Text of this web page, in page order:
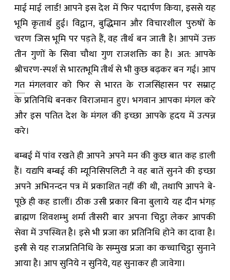
माई माई लार्ड! आपने इस देश में फिर पदार्पण किया, इससे यह
भूमि कृतार्थ हुई। विद्वान, बुद्धिमान और विचारशील पुरुषों के
चरण जिस भूमि पर पड़ते हैं, वह तीर्थ बन जाती है। आपमें उक्त
तीन गुणों के सिवा चौथा गुण राजशक्ति का है। अत: आपके
श्रीचरण-स्पर्श से भारतभूमि तीर्थ से भी कुछ बढ़कर बन गई। आप
गत मंगलवार को फिर से भारत के राजसिंहासन पर सम्राट्
के प्रतिनिधि बनकर विराजमान हुए। भगवान आपका मंगल करे
और इस पतित देश के मंगल की इच्छा आपके हृदय में उत्पन्न
करे।
बम्बई में पांव रखते ही आपने अपने मन की कुछ बात कह डाली
हैं। यद्यपि बम्बई की म्यूनिसिपलिटी ने वह बातें सुनने की इच्छा
अपने अभिनन्दन पत्र में प्रकाशित नहीं की थी, तथापि आपने बे-
पूछे ही कह डालीं। ठीक उसी प्रकार बिना बुलाये यह दीन भंगड़
ब्राह्मण शिवशम्भु शर्मा तीसरी बार अपना चिट्ठा लेकर आपकी
सेवा में उपस्थित है। इसे भी प्रजा का प्रतिनिधि होने का दावा है।
इसी से यह राजप्रतिनिधि के सम्मुख प्रजा का कच्चाचिट्ठा सुनाने
आया है। आप सुनिये न सुनिये, यह सुनाकर ही जावेगा।